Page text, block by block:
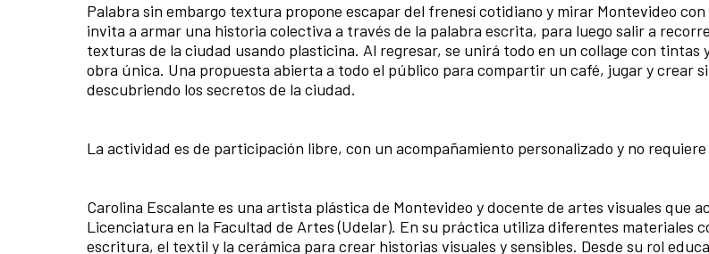
Palabra sin embargo textura propone escapar del frenesí cotidiano y mirar Montevideo
invita a armar una historia colectiva a través de la palabra escrita, para luego salir a
texturas de la ciudad usando plasticina. Al regresar, se unirá todo en un collage con tintas
obra única. Una propuesta abierta a todo el público para compartir un café, jugar y crear
descubriendo los secretos de la ciudad.
La actividad es de participación libre, con un acompañamiento personalizado y no
Carolina Escalante es una artista plástica de Montevideo y docente de artes visuales que
Licenciatura en la Facultad de Artes (Udelar). En su práctica utiliza diferentes materiales
escritura, el textil y la cerámica para crear historias visuales y sensibles. Desde su rol